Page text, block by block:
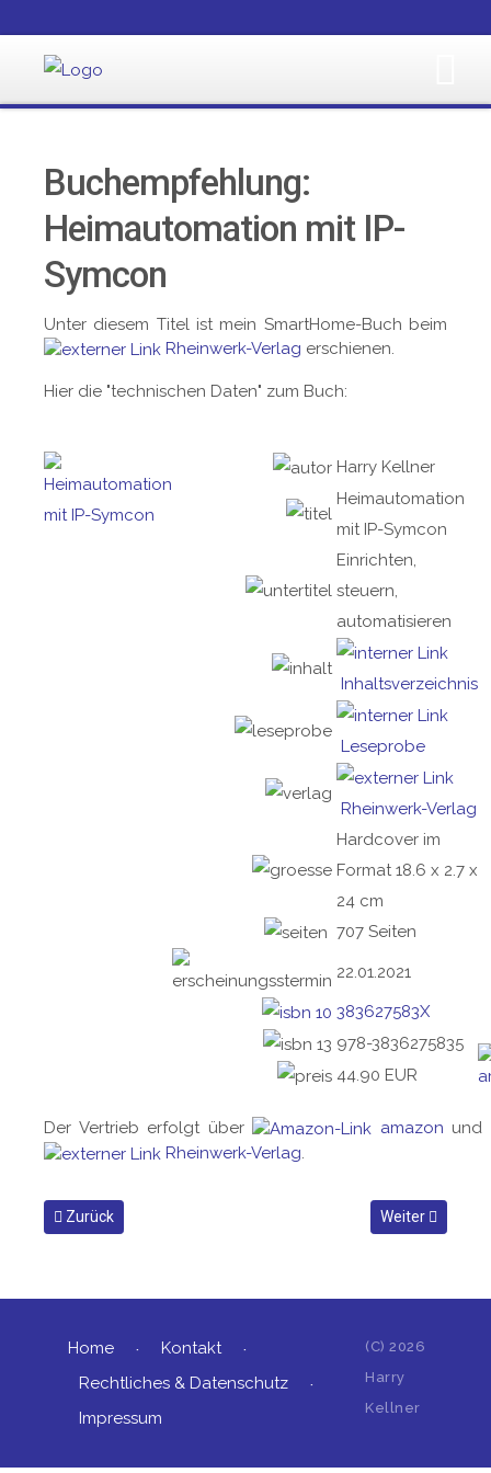
Buchempfehlung:
Heimautomation mit IP-
Symcon
Unter diesem Titel ist mein SmartHome-Buch beim
Rheinwerk-Verlag erschienen.
Hier die "technischen Daten" zum Buch:
Harry Kellner
Heimautomation
mit IP-Symcon
Einrichten,
steuern,
automatisieren
Inhaltsverzeichnis
Leseprobe
Rheinwerk-Verlag
Hardcover im
Format 18.6 x 2.7 x
24 cm
707 Seiten
22.01.2021
383627583X
978-3836275835
44.90 EUR
Der Vertrieb erfolgt über amazon und
Rheinwerk-Verlag.
Vorheriger Beitrag: Buchempfehlung: Infografik
Zurück Nächster
Weiter
Home
Kontakt
Rechtliches & Datenschutz
Impressum
(C)2026
Harry
Kellner